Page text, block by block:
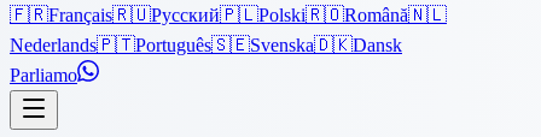
🇫🇷Français🇷🇺Русский🇵🇱Polski🇷🇴Română🇳🇱
Nederlands🇵🇹Português🇸🇪Svenska🇩🇰Dansk
Parliamo